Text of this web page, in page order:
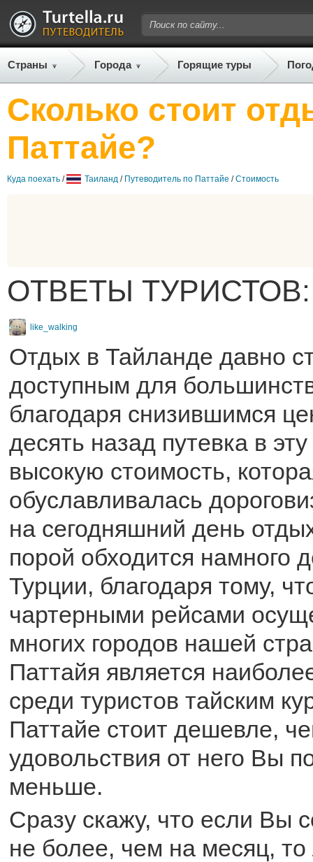
Страны Города Горящие туры
Сколько стоит
Паттайе?
Куда поехать / Таиланд / Путеводитель по Паттайе /Стоимость
ОТВЕТЫ ТУРИСТОВ:
like_walking
Отдых в Тайланде давно
доступным для
благодаря снизившимся
десять назад путевка в
высокую стоимость,
обуславливалась
на сегодняшний день
порой обходится намного
Турции, благодаря тому,
чартерными рейсами
многих городов нашей
Паттайя является
среди туристов тайским
Паттайе стоит дешевле,
удовольствия от него Вы
меньше.
Сразу скажу, что если Вы
не более, чем на месяц,